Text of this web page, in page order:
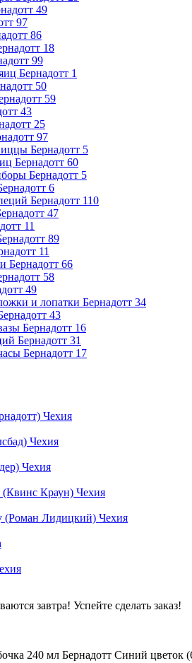
49
97
86
18
99
Бернадотт 1
50
59
43
25
97
Бернадотт 5
Бернадотт 60
Бернадотт 5
6
Бернадотт 110
47
11
89
11
Бернадотт 66
58
49
и лопатки Бернадотт 34
43
Бернадотт 16
Бернадотт 31
Бернадотт 17
Чехия
Чехия
Чехия
(Квинс Краун) Чехия
(Роман Лидицкий) Чехия
завтра! Успейте сделать заказ!
240 мл Бернадотт Синий цветок